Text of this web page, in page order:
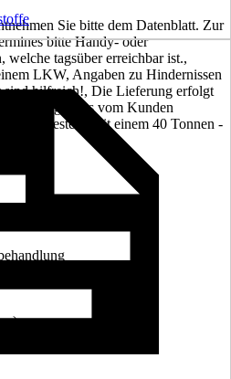
Sie bitte dem Datenblatt. Zur
bitte Handy- oder
welche tagsüber erreichbar ist.,
LKW, Angaben zu Hindernissen
sind hilfreich!, Die Lieferung erfolgt
muss vom Kunden
Entladestelle mit einem 40 Tonnen -